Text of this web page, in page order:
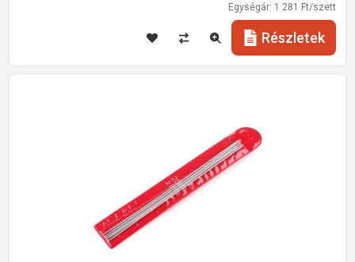
Egységár: 1 281 Ft/szett
Részletek